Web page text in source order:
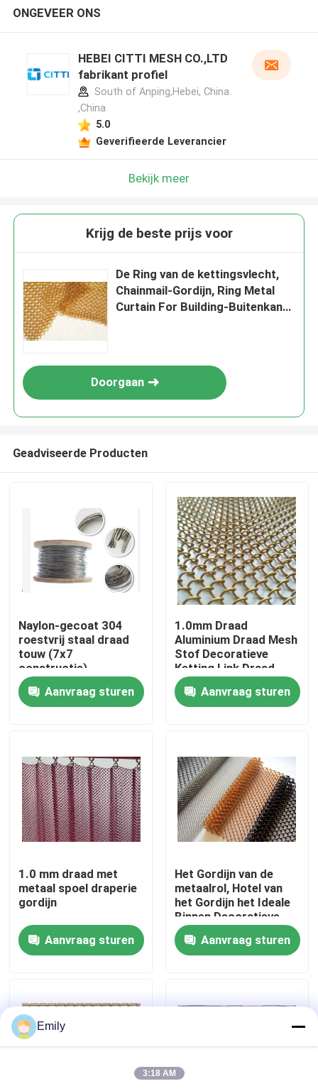
Huis
Over ons
Fabriekstocht
Neem contact met ons op
Nieuws
Het uitgebreide Netwerk van de Metaaldraad
Het geperforeerde Netwerk van de Metaaldraad
ONGEVEER ONS
HEBEI CITTI MESH CO.,LTD
fabrikant profiel
South of Anping,Hebei, China.
,China
5.0
Geverifieerde Leverancier
Bekijk meer
Krijg de beste prijs voor
De Ring van de kettingsvlecht,
Chainmail-Gordijn, Ring Metal
Curtain For Building-Buitenkant
Doorgaan
Geadviseerde Producten
Naylon-gecoat 304
roestvrij staal draad
touw (7x7
constructie)
Aanvraag sturen
1.0mm Draad
Aluminium Draad Mesh
Stof Decoratieve
Ketting Link Draad
Mesh Gordijn
Aanvraag sturen
1.0 mm draad met
metaal spoel draperie
gordijn
Aanvraag sturen
Het Gordijn van de
metaalrol, Hotel van
het Gordijn het Ideale
Binnen Decoratieve
Mesh For Your Home
And van het Rolgordijn
Aanvraag sturen
Emily
3:18 AM